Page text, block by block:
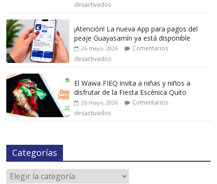
desactivados
¡Atención! La nueva App para pagos del
peaje Guayasamín ya está disponible
26 mayo, 2026
Comentarios
desactivados
El Wawa FIEQ invita a niñas y niños a
disfrutar de la Fiesta Escénica Quito
26 mayo, 2026
Comentarios
desactivados
Categorías